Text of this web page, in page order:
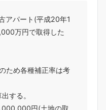
アパート(平成20年1
万円で取得した
ため各種補正率は考
する。